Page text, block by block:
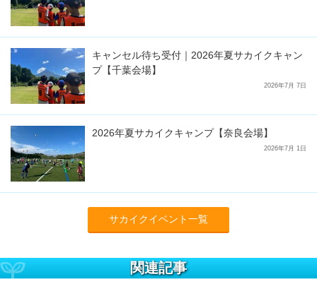
キャンセル待ち受付｜2026年夏サカイクキャン
プ【千葉会場】
2026年7月 7日
2026年夏サカイクキャンプ【奈良会場】
2026年7月 1日
サカイクイベント一覧
関連記事